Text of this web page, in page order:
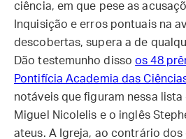
ciência, em que pese as
Inquisição e erros pontuais na
descobertas, supera a de
Dão testemunho dissoos 48
Pontifícia Academia das
notáveis que figuram nessa
Miguel Nicolelis e o inglês
ateus. A Igreja, ao contrário